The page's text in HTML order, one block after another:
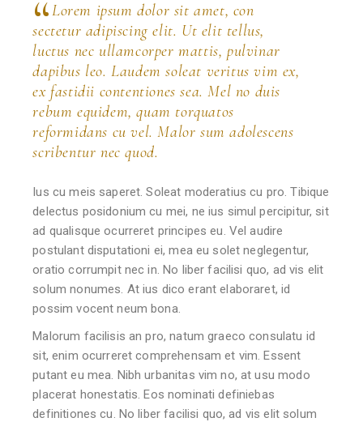
Lorem ipsum dolor sit amet, con
sectetur adipiscing elit. Ut elit tellus,
luctus nec ullamcorper mattis, pulvinar
dapibus leo. Laudem soleat veritus vim ex,
ex fastidii contentiones sea. Mel no duis
rebum equidem, quam torquatos
reformidans cu vel. Malor sum adolescens
scribentur nec quod.
Ius cu meis saperet. Soleat moderatius cu pro. Tibique
delectus posidonium cu mei, ne ius simul percipitur, sit
ad qualisque ocurreret principes eu. Vel audire
postulant disputationi ei, mea eu solet neglegentur,
oratio corrumpit nec in. No liber facilisi quo, ad vis elit
solum nonumes. At ius dico erant elaboraret, id
possim vocent neum bona.
Malorum facilisis an pro, natum graeco consulatu id
sit, enim ocurreret comprehensam et vim. Essent
putant eu mea. Nibh urbanitas vim no, at usu modo
placerat honestatis. Eos nominati definiebas
definitiones cu. No liber facilisi quo, ad vis elit solum